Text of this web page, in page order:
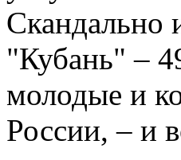
Скандально
"Кубань" –
молодые и
России, – и